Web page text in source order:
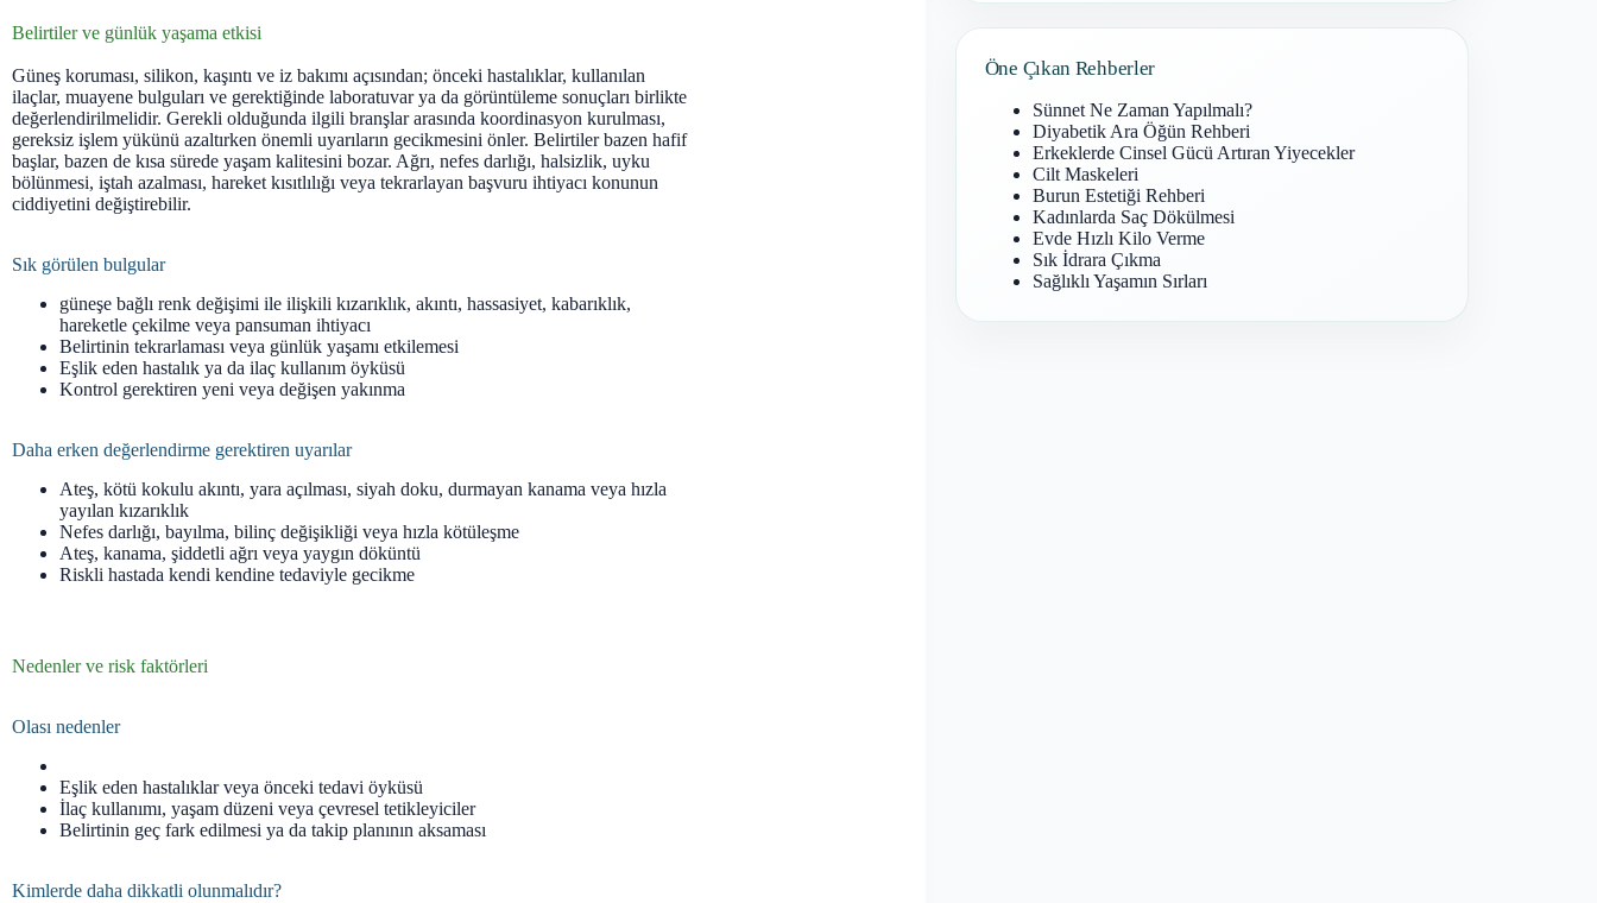
Belirtiler ve günlük yaşama etkisi
Güneş koruması, silikon, kaşıntı ve iz bakımı açısından; önceki hastalıklar, kullanılan
ilaçlar, muayene bulguları ve gerektiğinde laboratuvar ya da görüntüleme sonuçları birlikte
değerlendirilmelidir. Gerekli olduğunda ilgili branşlar arasında koordinasyon kurulması,
gereksiz işlem yükünü azaltırken önemli uyarıların gecikmesini önler. Belirtiler bazen hafif
başlar, bazen de kısa sürede yaşam kalitesini bozar. Ağrı, nefes darlığı, halsizlik, uyku
bölünmesi, iştah azalması, hareket kısıtlılığı veya tekrarlayan başvuru ihtiyacı konunun
ciddiyetini değiştirebilir.
Sık görülen bulgular
güneşe bağlı renk değişimi ile ilişkili kızarıklık, akıntı, hassasiyet, kabarıklık,
hareketle çekilme veya pansuman ihtiyacı
Belirtinin tekrarlaması veya günlük yaşamı etkilemesi
Eşlik eden hastalık ya da ilaç kullanım öyküsü
Kontrol gerektiren yeni veya değişen yakınma
Daha erken değerlendirme gerektiren uyarılar
Ateş, kötü kokulu akıntı, yara açılması, siyah doku, durmayan kanama veya hızla
yayılan kızarıklık
Nefes darlığı, bayılma, bilinç değişikliği veya hızla kötüleşme
Ateş, kanama, şiddetli ağrı veya yaygın döküntü
Riskli hastada kendi kendine tedaviyle gecikme
Nedenler ve risk faktörleri
Olası nedenler
Eşlik eden hastalıklar veya önceki tedavi öyküsü
İlaç kullanımı, yaşam düzeni veya çevresel tetikleyiciler
Belirtinin geç fark edilmesi ya da takip planının aksaması
Kimlerde daha dikkatli olunmalıdır?
Öne Çıkan Rehberler
Sünnet Ne Zaman Yapılmalı?
Diyabetik Ara Öğün Rehberi
Erkeklerde Cinsel Gücü Artıran Yiyecekler
Cilt Maskeleri
Burun Estetiği Rehberi
Kadınlarda Saç Dökülmesi
Evde Hızlı Kilo Verme
Sık İdrara Çıkma
Sağlıklı Yaşamın Sırları